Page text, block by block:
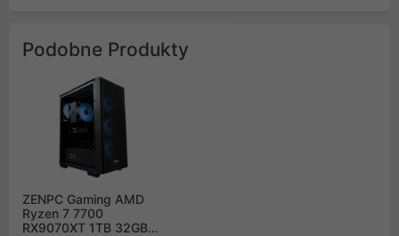
Podobne Produkty
ZENPC Gaming AMD
Ryzen 7 7700
RX9070XT 1TB 32GB